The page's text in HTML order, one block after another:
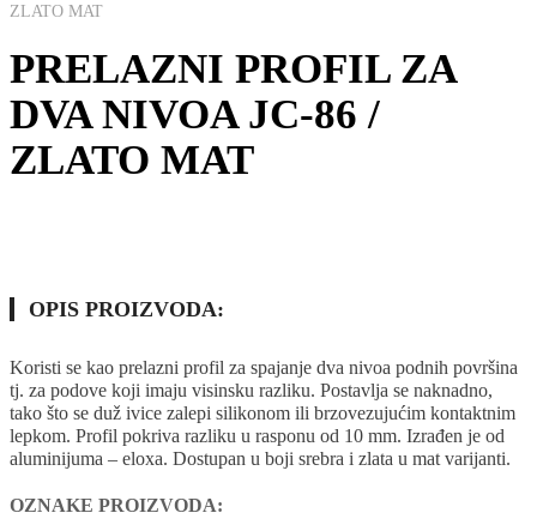
ZLATO MAT
PRELAZNI PROFIL ZA
DVA NIVOA JC-86 /
ZLATO MAT
OPIS PROIZVODA:
Koristi se kao prelazni profil za spajanje dva nivoa podnih površina
tj. za podove koji imaju visinsku razliku. Postavlja se naknadno,
tako što se duž ivice zalepi silikonom ili brzovezujućim kontaktnim
lepkom. Profil pokriva razliku u rasponu od 10 mm. Izrađen je od
aluminijuma – eloxa. Dostupan u boji srebra i zlata u mat varijanti.
OZNAKE PROIZVODA: